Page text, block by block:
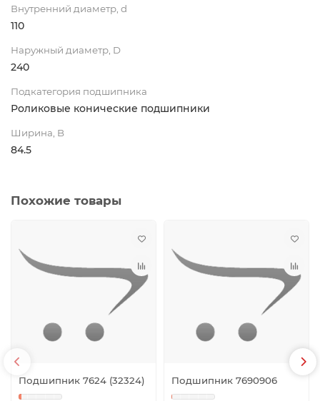
Внутренний диаметр, d
110
Наружный диаметр, D
240
Подкатегория подшипника
Роликовые конические подшипники
Ширина, B
84.5
Похожие товары
Подшипник 7624 (32324) Подшипник 7690906